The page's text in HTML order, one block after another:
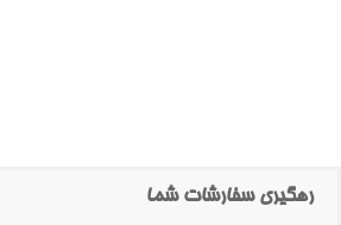
رهگیری سفارشات شما